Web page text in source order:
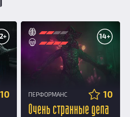
10
14+
ПЕРФОРМАНС 10
Очень странные дела